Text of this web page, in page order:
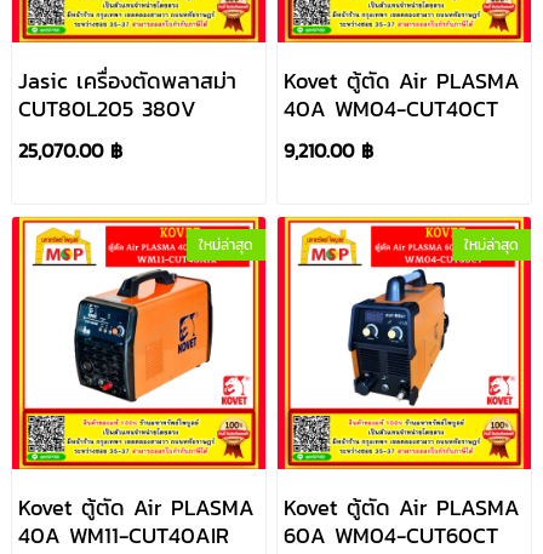
Jasic เครื่องตัดพลาสม่า
CUT80L205 380V
25,070.00 ฿
Kovet ตู้ตัด Air PLASMA
40A WM04-CUT40CT
9,210.00 ฿
ใหม่ล่าสุด
Kovet ตู้ตัด Air PLASMA
40A WM11-CUT40AIR
ใหม่ล่าสุด
Kovet ตู้ตัด Air PLASMA
60A WM04-CUT60CT